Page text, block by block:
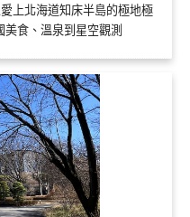
上北海道知床半島的極地極
食、溫泉到星空觀測